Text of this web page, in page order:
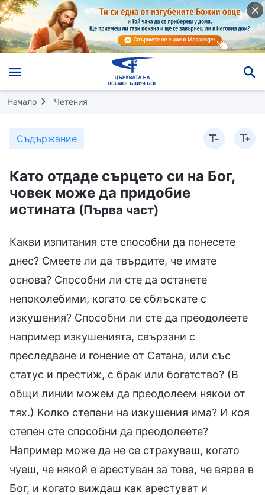
Начало Четения
Съдържание
Като отдаде сърцето си на Бог,
човек може да придобие
истината (Първа част)
Какви изпитания сте способни да понесете
днес? Смеете ли да твърдите, че имате
основа? Способни ли сте да останете
непоколебими, когато се сблъскате с
изкушения? Способни ли сте да преодолеете
например изкушенията, свързани с
преследване и гонение от Сатана, или със
статус и престиж, с брак или богатство? (В
общи линии можем да преодолеем някои от
тях.) Колко степени на изкушения има? И коя
степен сте способни да преодолеете?
Например може да не се страхуваш, когато
чуеш, че някой е арестуван за това, че вярва в
Бог, и когато виждаш как арестуват и